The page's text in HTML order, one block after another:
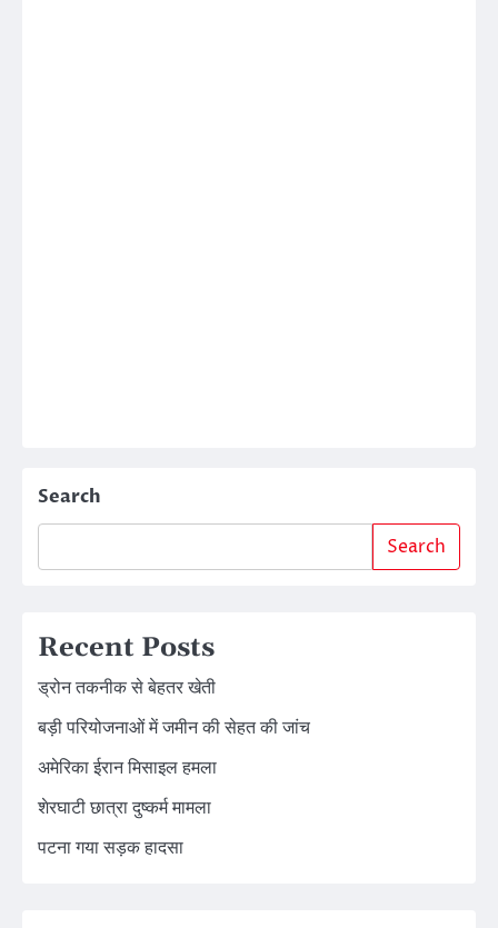
Search
Search
Recent Posts
ड्रोन तकनीक से बेहतर खेती
बड़ी परियोजनाओं में जमीन की सेहत की जांच
अमेरिका ईरान मिसाइल हमला
शेरघाटी छात्रा दुष्कर्म मामला
पटना गया सड़क हादसा